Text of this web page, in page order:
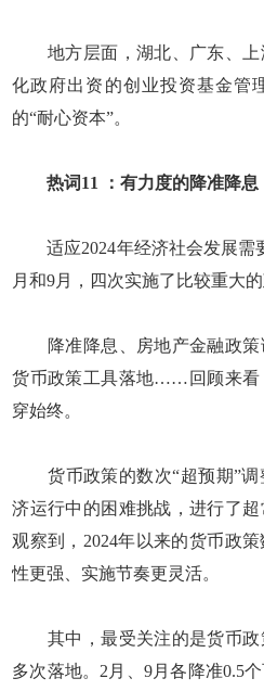
地方层面，湖北、广东、上
化政府出资的创业投资基金管
的“耐心资本”。
热词11 ：有力度的降准降息
适应2024年经济社会发展需
月和9月，四次实施了比较重大的
降准降息、房地产金融政策
货币政策工具落地……回顾来看
穿始终。
货币政策的数次“超预期”调
济运行中的困难挑战，进行了
观察到，2024年以来的货币政
性更强、实施节奏更灵活。
其中，最受关注的是货币政
多次落地。2月、9月各降准0.5